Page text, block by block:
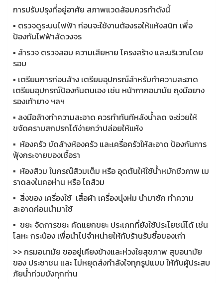
การปรับปรุงที่อยู่อาศัย สภาพแวดล้อมควรทำดังนี้
▪️ ตรวจดูระบบไฟฟ้า ก่อนจะใช้งานต้องรอให้แห้งสนิท เพื่อ
ป้องกันไฟฟ้าลัดวงจร
▪️ สำรวจ ตรวจสอบ ความเสียหาย โครงสร้าง และบริเวณโดย
รอบ
▪️ เตรียมการก่อนล้าง เตรียมอุปกรณ์สำหรับทำความสะอาด
เตรียมอุปกรณ์ป้องกันตนเอง เช่น หน้ากากอนามัย ถุงมือยาง
รองเท้ายาง ฯลฯ
▪️ ลงมือล้างทำความสะอาด ควรทำทันทีหลังน้ำลด จะช่วยให้
ขจัดคราบสกปรกได้ง่ายกว่าปล่อยให้แห้ง
▪️ ห้องครัว ขัดล้างห้องครัว และเครื่อครัวให้สะอาด ป้องกันการ
ฟุ้งกระจายของเชื้อรา
▪️ ห้องส้วม ในกรณ๊ส้วมเต็ม หรือ อุดตันให้ใช้น้ำหมักชีวภาพ เม
ราดลงในคอห่าน หรือ โถส้วม
▪️ สิ่งของ เครื่องใช้ เสื้อผ้า เครื่องนุ่งห่ม นำมาซัก ทำความ
สะอาดก่อนนำมาใช้
▪️ ขยะ จัดการขยะ คัดแยกขยะ ประเภทที่ยังใช้ประโยชน์ได้ เช่น
โลหะ กระป๋อง เพื่อนำไปจำหน่ายให้กับร้านรับซื้อของเก่า
>> กรมอนามัย ขออยู่เคียงข้างและห่วงใยสุขภาพ สุขอนามัย
ของ ประชาชน และ ไม่หยุดส่งกำลังใจทุกรูปแบบ ให้กับผู้ประสบ
ภัยน้ำท่วมขังทุกท่าน